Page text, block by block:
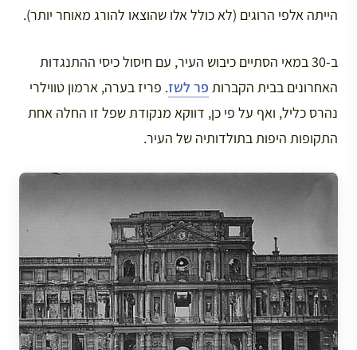
הייתה אלפי הרוגים (לא כולל אלו שהוצאו להורג מאוחר יותר).
ב-30 במאי הסתיים כיבוש העיר, עם חיסול כיסי ההתנגדות
האחרונים בבית הקברות פר לשז. פריז בערה, ארמון טווילרי
נהרס כליל, ואף על פי כן, דווקא מנקודת שפל זו החלה אחת
התקופות היפות בתולדותיה של העיר.